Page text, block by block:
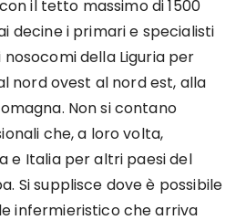
il tetto massimo di 1500
decine i primari e specialisti
della Liguria per
nord ovest al nord est, alla
Non si contano
che, a loro volta,
e Italia per altri paesi del
Si supplisce dove è possibile
infermieristico che arriva